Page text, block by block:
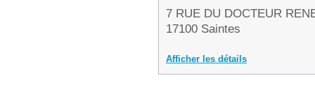
7 RUE DU DOCTEUR
17100 Saintes
Afficher les détails